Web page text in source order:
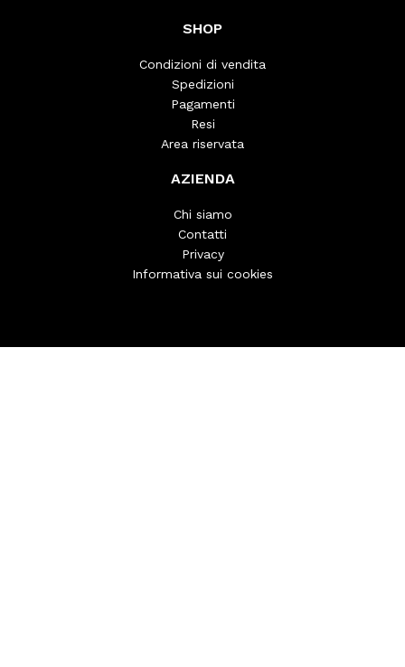
SHOP
Condizioni di vendita
Spedizioni
Pagamenti
Resi
Area riservata
AZIENDA
Chi siamo
Contatti
Privacy
Informativa sui cookies